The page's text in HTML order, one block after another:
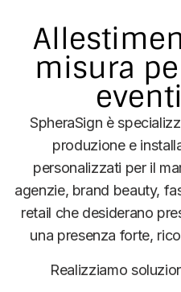
misura
SpheraSign è
produzione e
personalizzati per il
agenzie, brand beauty,
retail che desiderano
una presenza forte,
Realizziamo